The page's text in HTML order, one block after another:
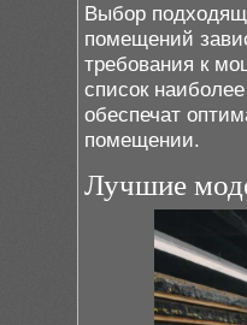
Выбор
помещений
требования к
список
обеспечат
помещении.
Лучшие